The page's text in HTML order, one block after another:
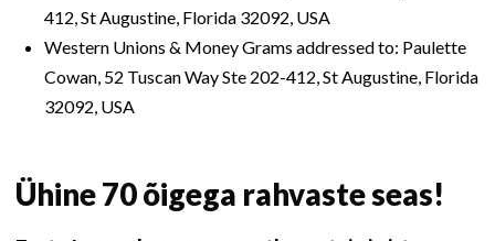
412, St Augustine, Florida 32092, USA
Western Unions & Money Grams addressed to: Paulette
Cowan, 52 Tuscan Way Ste 202-412, St Augustine, Florida
32092, USA
Ühine 70 õigega rahvaste seas!